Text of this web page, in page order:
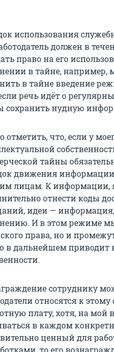
использования
должен в
право на его
в тайне, например,
в тайне введение
речь идёт о
сохранить нудную
отметить, что, если у
тайны
движения информации
лицам. К
отнести коды
идеи —
И в этом режиме
права, но и
в дальнейшем приводит
сотруднику
относятся к
плату, хотя, на мой
в каждом
ценный для
то его